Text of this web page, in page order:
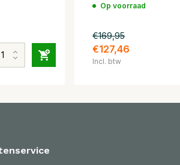
Op voorraad
€169,95
€127,46
Incl. btw